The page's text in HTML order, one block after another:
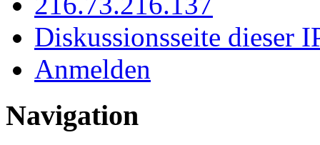
Diskussionsseite dieser
Anmelden
Navigation